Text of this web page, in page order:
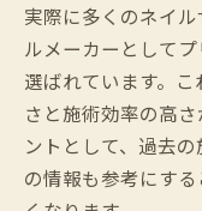
実際に多くのネイ
ルメーカーとして
選ばれています。
さと施術効率の高
ントとして、過去
の情報も参考にす